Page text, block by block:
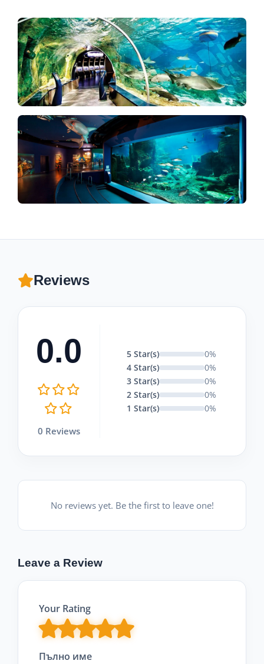
Reviews
0.0
0 Reviews
5 Star(s)
0%
4 Star(s)
0%
3 Star(s)
0%
2 Star(s)
0%
1 Star(s)
0%
No reviews yet. Be the first to leave one!
Leave a Review
Your Rating
Пълно име